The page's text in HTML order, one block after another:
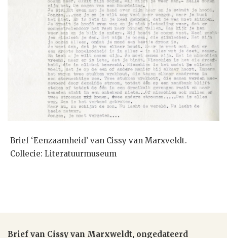
Brief ‘Eenzaamheid’ van Cissy van Marxveldt.
Collecie: Literatuurmuseum
Brief van Cissy van Marxweldt, ongedateerd